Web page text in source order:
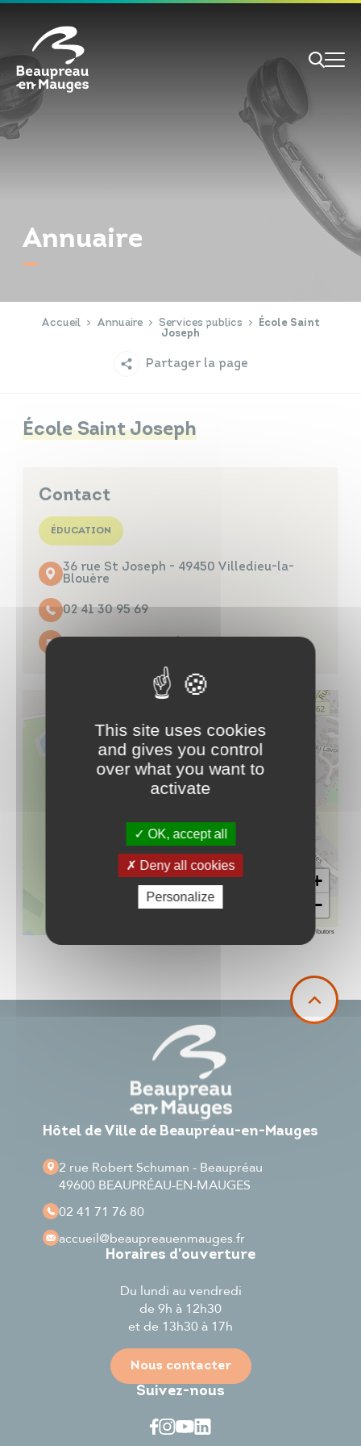
RECHERCHE
Annuaire
Accueil Annuaire Services publics
École Saint
Joseph
Partager la page
École Saint Joseph
Contact
ÉDUCATION
36 rue St Joseph - 49450 Villedieu-la-
Blouère
02 41 30 95 69
+
−
contributors
Hôtel de Ville de Beaupréau-en-Mauges
2 rue Robert Schuman - Beaupréau
49600 BEAUPRÉAU-EN-MAUGES
02 41 71 76 80
accueil@beaupreauenmauges.fr
Horaires d'ouverture
Du lundi au vendredi
de 9h à 12h30
et de 13h30 à 17h
Nous contacter
Suivez-nous
Annuaires
Cookies management panel
This site uses cookies
and gives you control
over what you want to
activate
OK, accept all
Deny all cookies
Personalize